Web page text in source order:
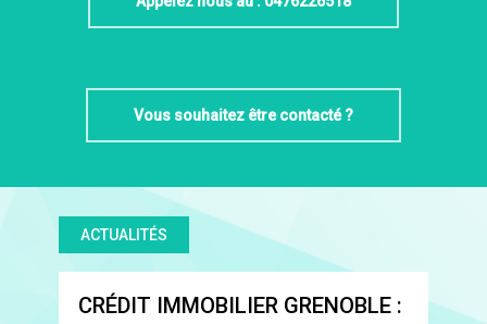
Vous souhaitez être contacté ?
ACTUALITÉS
CRÉDIT IMMOBILIER GRENOBLE :